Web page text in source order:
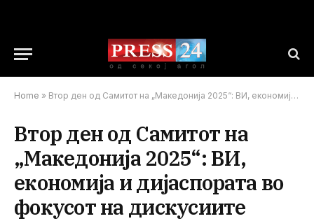
Home » Втор ден од Самитот на „Македонија 2025“: ВИ, економија и дијаспората во фокусот на дискусиите
Втор ден од Самитот на
„Македонија 2025“: ВИ,
економија и дијаспората во
фокусот на дискусиите